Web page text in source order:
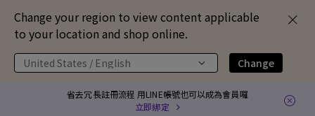
Change your region to view content applicable
to your location and shop online.
United States / English Change
省去冗長註冊流程 用LINE帳號也可以成為會員囉
立即綁定